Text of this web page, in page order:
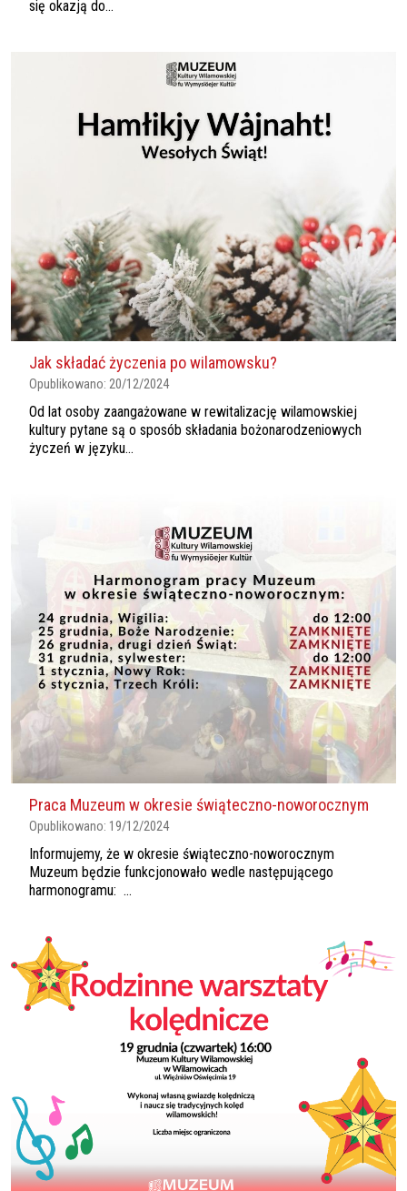
się okazją do...
Jak składać życzenia po wilamowsku?
Opublikowano: 20/12/2024
Od lat osoby zaangażowane w rewitalizację wilamowskiej
kultury pytane są o sposób składania bożonarodzeniowych
życzeń w języku...
Praca Muzeum w okresie świąteczno-noworocznym
Opublikowano: 19/12/2024
Informujemy, że w okresie świąteczno-noworocznym
Muzeum będzie funkcjonowało wedle następującego
harmonogramu: ...